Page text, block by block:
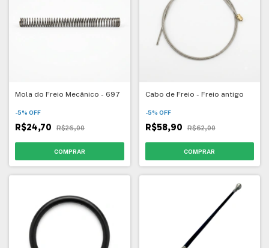
Mola do Freio Mecânico - 697
-5% OFF
R$24,70 R$26,00
Cabo de Freio - Freio antigo
-5% OFF
R$58,90 R$62,00